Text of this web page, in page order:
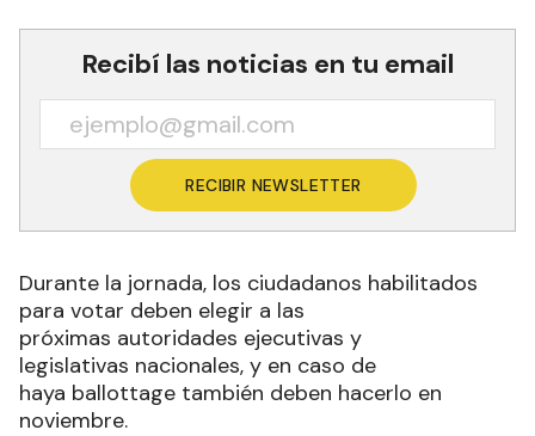
Recibí las noticias en tu email
RECIBIR NEWSLETTER
Durante la jornada, los ciudadanos habilitados
para votar deben elegir a las
próximas autoridades ejecutivas y
legislativas nacionales, y en caso de
haya ballottage también deben hacerlo en
noviembre.